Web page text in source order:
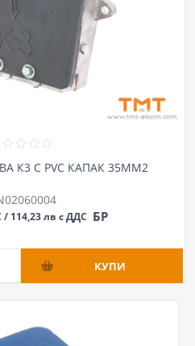
К3 С PVC КАПАК 35ММ2
/ 114,23 лв с ДДС БР